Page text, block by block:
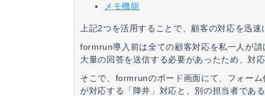
メモ機能
上記2つを活用することで、顧客の対応を迅速
formrun導入前は全ての顧客対応を私一人が
大量の回答を送信する必要があったため、対
そこで、formrunのボード画面にて、フォー
が対応する「降井」対応と、別の担当者であ